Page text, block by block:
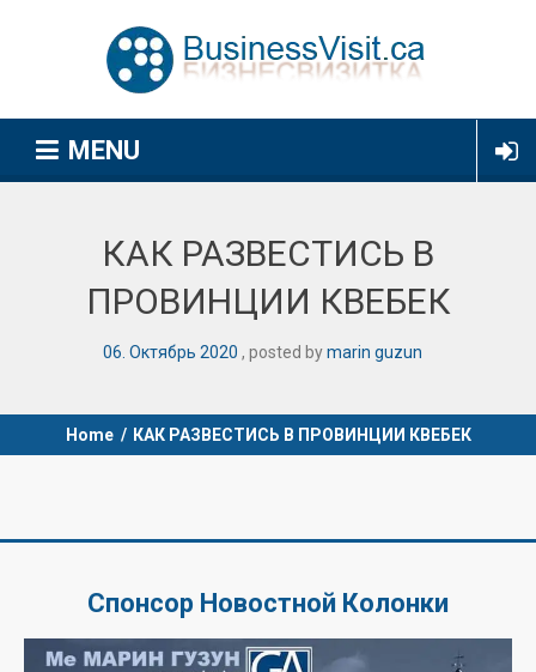
MENU
КАК РАЗВЕСТИСЬ В
ПРОВИНЦИИ КВЕБЕК
06 Октябрь 2020 posted bymarin guzun
Home / КАК РАЗВЕСТИСЬ В ПРОВИНЦИИ КВЕБЕК
Спонсор Новостной Колонки